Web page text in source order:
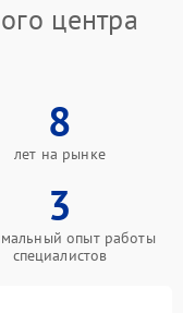
центра
8
лет на рынке
3
опыт работы
специалистов